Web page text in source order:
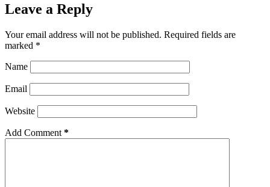
Leave a Reply
Your email address will not be published. Required fields are
marked *
Name
Email
Website
Add Comment *